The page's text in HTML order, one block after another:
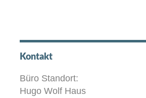
Kontakt
Büro Standort:
Hugo Wolf Haus